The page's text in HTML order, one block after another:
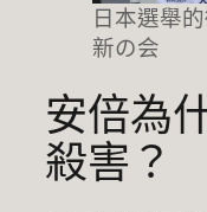
日本選舉
新の会
安倍為
殺害？